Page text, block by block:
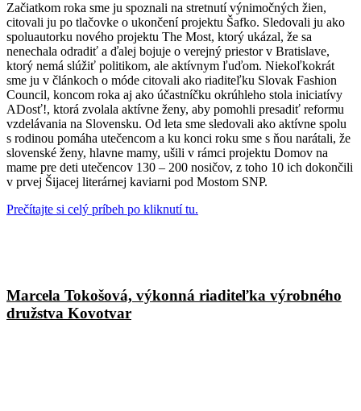
Začiatkom roka sme ju spoznali na stretnutí výnimočných žien,
citovali ju po tlačovke o ukončení projektu Šafko. Sledovali ju ako
spoluautorku nového projektu The Most, ktorý ukázal, že sa
nenechala odradiť a ďalej bojuje o verejný priestor v Bratislave,
ktorý nemá slúžiť politikom, ale aktívnym ľuďom. Niekoľkokrát
sme ju v článkoch o móde citovali ako riaditeľku Slovak Fashion
Council, koncom roka aj ako účastníčku okrúhleho stola iniciatívy
ADosť!, ktorá zvolala aktívne ženy, aby pomohli presadiť reformu
vzdelávania na Slovensku. Od leta sme sledovali ako aktívne spolu
s rodinou pomáha utečencom a ku konci roku sme s ňou narátali, že
slovenské ženy, hlavne mamy, ušili v rámci projektu Domov na
mame pre deti utečencov 130 – 200 nosičov, z toho 10 ich dokončili
v prvej Šijacej literárnej kaviarni pod Mostom SNP.
Prečítajte si celý príbeh po kliknutí tu.
Marcela Tokošová, výkonná riaditeľka výrobného
družstva Kovotvar